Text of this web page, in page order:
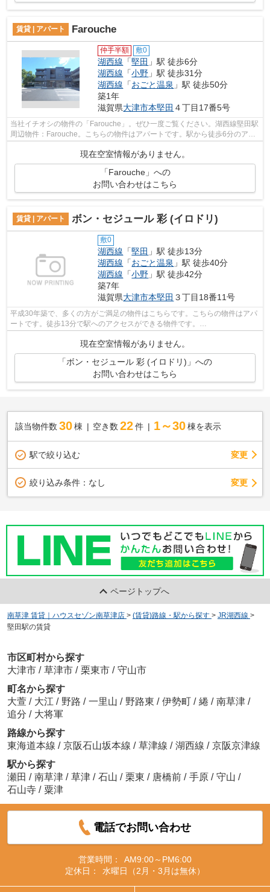
賃貸 | アパート Farouche
仲手半額 敷0
湖西線 「堅田 」駅 徒歩6分
湖西線 「小野 」駅 徒歩31分
湖西線 「おごと温泉 」駅 徒歩50分
築1年
滋賀県大津市本堅田 ４丁目17番5号
当社イチオシの物件の「Farouche」。ぜひ一度ご覧ください。湖西線堅田駅
周辺物件：Farouche。こちらの物件はアパートです。駅から徒歩6分のアパ
ートで、電車での通勤にも便利な立地で...
現在空室情報がありません。
「Farouche」への
お問い合わせはこちら
賃貸 | アパート ボン・セジュール 彩 (イロドリ)
敷0
湖西線 「堅田 」駅 徒歩13分
湖西線 「おごと温泉 」駅 徒歩40分
湖西線 「小野 」駅 徒歩42分
築7年
滋賀県大津市本堅田 ３丁目18番11号
平成30年築で、多くの方がご満足の物件はこちらです。こちらの物件はアパ
ートです。徒歩13分で駅へのアクセスができる物件です。
現在空室情報がありません。
「ボン・セジュール 彩 (イロドリ)」への
お問い合わせはこちら
該当物件数 30棟 空き数 22 件 1～30 棟を表示
駅で絞り込む 変更
絞り込み条件： なし 変更
ページトップへ
南草津 賃貸｜ハウスセゾン南草津店 > (賃貸)路線・駅から探す > JR湖西線 >
堅田駅の賃貸
市区町村から探す
大津市 / 草津市 / 栗東市 / 守山市
町名から探す
大萱 / 大江 / 野路 / 一里山 / 野路東 / 伊勢町 / 綣 / 南草津 /
追分 / 大将軍
路線から探す
東海道本線 / 京阪石山坂本線 / 草津線 / 湖西線 / 京阪京津線
駅から探す
瀬田 / 南草津 / 草津 / 石山 / 栗東 / 唐橋前 / 手原 / 守山 /
石山寺 / 粟津
電話でお問い合わせ
営業時間：
AM9:00～PM6:00
定休日：
水曜日（2月・3月は無休）